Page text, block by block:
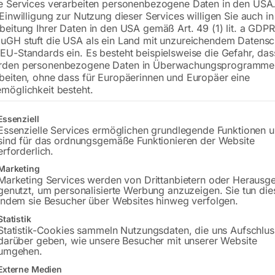
Anschluss 400 V
Absaugleistung mit Arm 1000
Motorleistung 1500 W
Armlänge 5 m
inkl. MwSt. Kostenloser Versand
Versandkosten Standard (Österreich):€
Bitte beachten Sie: Die Versandkosten
Services verarbeiten personenbezogene Daten in den
zur Nutzung dieser Services willigen Sie auch
Ihrer Daten in den USA gemäß Art. 49 (1) lit. a
stuft die USA als ein Land mit unzureichendem
Standards ein. Es besteht beispielsweise die Gefahr,
personenbezogene Daten in
ohne dass für Europäerinnen und Europäer eine
besteht.
eine Liste der Service-Gruppen, für die eine Einwilligung erteilt
Services ermöglichen grundlegende Funktionen
für das ordnungsgemäße Funktionieren der Website
Services werden von Drittanbietern oder
um personalisierte Werbung anzuzeigen. Sie tun
sie Besucher über Websites hinweg verfolgen.
Cookies sammeln Nutzungsdaten, die uns
geben, wie unsere Besucher mit unserer Website
Medien